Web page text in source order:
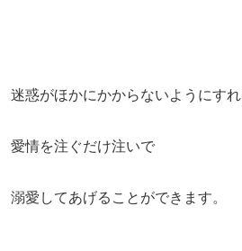
迷惑がほかにかからないようにす
愛情を注ぐだけ注いで
溺愛してあげることができます。